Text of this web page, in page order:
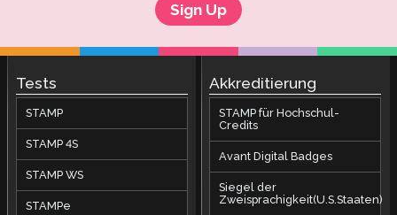
Sign Up
Tests
STAMP
STAMP 4S
STAMP WS
STAMPe
Akkreditierung
STAMP für Hochschul-
Credits
Avant Digital Badges
Siegel der
Zweisprachigkeit(U.S.Staaten)